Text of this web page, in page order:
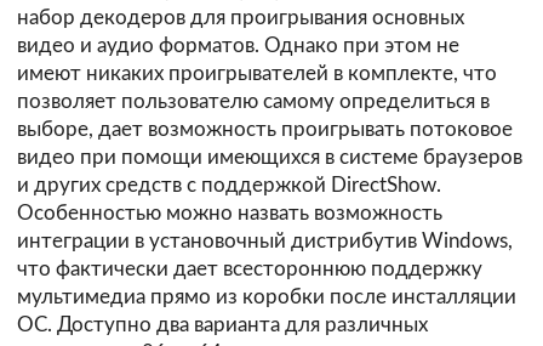
набор декодеров для проигрывания основных
видео и аудио форматов. Однако при этом не
имеют никаких проигрывателей в комплекте, что
позволяет пользователю самому определиться в
выборе, дает возможность проигрывать потоковое
видео при помощи имеющихся в системе браузеров
и других средств с поддержкой DirectShow.
Особенностью можно назвать возможность
интеграции в установочный дистрибутив Windows,
что фактически дает всестороннюю поддержку
мультимедиа прямо из коробки после инсталляции
ОС. Доступно два варианта для различных